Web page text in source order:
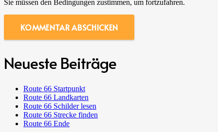
Sie müssen den Bedingungen zustimmen, um fortzufahren.
KOMMENTAR ABSCHICKEN
Neueste Beiträge
Route 66 Startpunkt
Route 66 Landkarten
Route 66 Schilder lesen
Route 66 Strecke finden
Route 66 Ende